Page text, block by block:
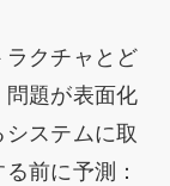
クチャとど
題が表面化
ステムに取
前に予測：